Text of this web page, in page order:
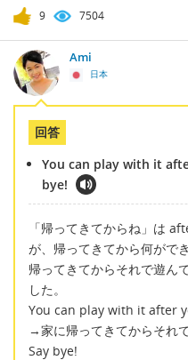
9 7504
Ami
日本
回答
You can play with it
bye!
「帰ってきてからね」は
が、帰ってきてから何がで
帰ってきてからそれで遊ん
した。
You can play with it after
→家に帰ってきてからそれ
Say bye!